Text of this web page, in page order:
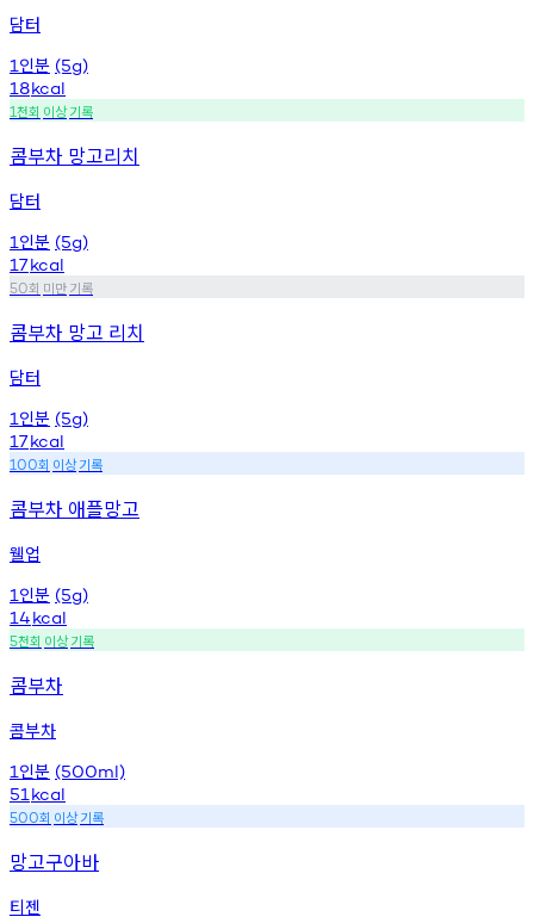
담터
1 인분 (5g)
18kcal
1천회 이상기록
콤부차 망고리치
담터
1 인분 (5g)
17kcal
50회 미만기록
콤부차 망고 리치
담터
1 인분 (5g)
17kcal
100회 이상기록
콤부차 애플망고
웰업
1 인분 (5g)
14kcal
5천회 이상기록
콤부차
콤부차
1 인분 (500ml)
51 kcal
500회 이상기록
망고구아바
티젠